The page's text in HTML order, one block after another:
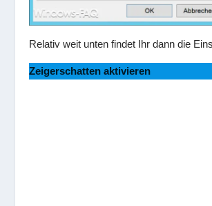
Relativ weit unten findet Ihr dann die
Zeigerschatten aktivieren